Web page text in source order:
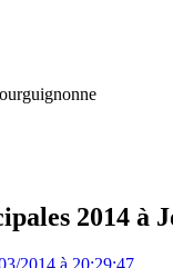
2014
2014 à 20:29:47